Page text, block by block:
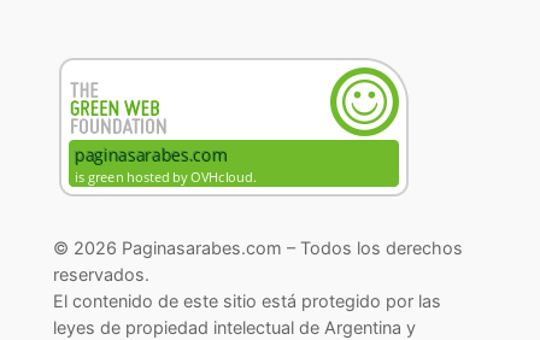
© 2026 Paginasarabes.com – Todos los derechos
reservados.
El contenido de este sitio está protegido por las
leyes de propiedad intelectual de Argentina y